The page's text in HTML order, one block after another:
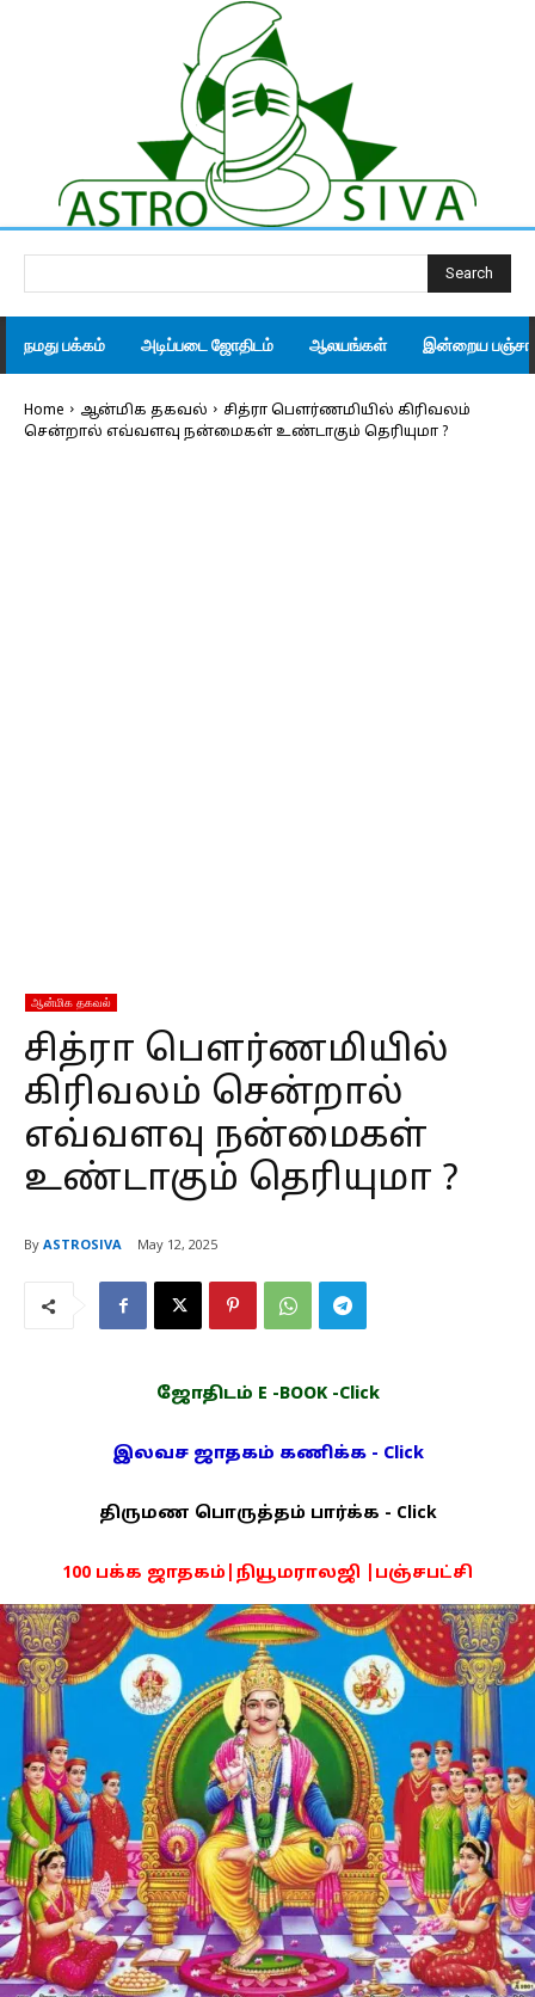
Search
நமது பக்கம் அடிப்படை ஜோதிடம் ஆலயங்கள் இன்றைய
Home ஆன்மிக தகவல்
சித்ரா பௌர்ணமியில் கிரிவலம்
சென்றால் எவ்வளவு நன்மைகள் உண்டாகும் தெரியுமா ?
ஆன்மிக தகவல்
சித்ரா பௌர்ணமியில்
கிரிவலம் சென்றால்
எவ்வளவு நன்மைகள்
உண்டாகும் தெரியுமா ?
By ASTROSIVA May 12, 2025
ஜோதிடம் E -BOOK -Click
இலவச ஜாதகம் கணிக்க - Click
திருமண பொருத்தம் பார்க்க - Click
100 பக்க ஜாதகம்|நியூமராலஜி |பஞ்சபட்சி
PDF -72மட்டும் -Click